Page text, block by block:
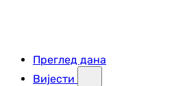
Преглед дана
Вијести